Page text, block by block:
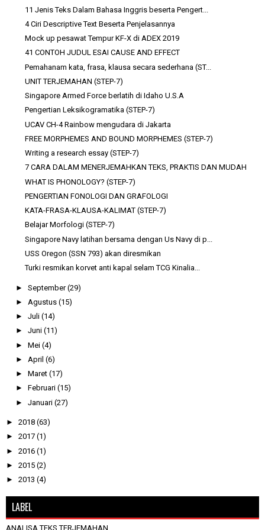
11 Jenis Teks Dalam Bahasa Inggris beserta Pengert...
4 Ciri Descriptive Text Beserta Penjelasannya
Mock up pesawat Tempur KF-X di ADEX 2019
41 CONTOH JUDUL ESAI CAUSE AND EFFECT
Pemahanam kata, frasa, klausa secara sederhana (ST...
UNIT TERJEMAHAN (STEP-7)
Singapore Armed Force berlatih di Idaho U.S.A
Pengertian Leksikogramatika (STEP-7)
UCAV CH-4 Rainbow mengudara di Jakarta
FREE MORPHEMES AND BOUND MORPHEMES (STEP-7)
Writing a research essay (STEP-7)
7 CARA DALAM MENERJEMAHKAN TEKS, PRAKTIS DAN MUDAH
WHAT IS PHONOLOGY? (STEP-7)
PENGERTIAN FONOLOGI DAN GRAFOLOGI
KATA-FRASA-KLAUSA-KALIMAT (STEP-7)
Belajar Morfologi (STEP-7)
Singapore Navy latihan bersama dengan Us Navy di p...
USS Oregon (SSN 793) akan diresmikan
Turki resmikan korvet anti kapal selam TCG Kinalia...
► September(29)
► Agustus (15)
► Juli (14)
► Juni (11)
► Mei (4)
► April (6)
► Maret (17)
► Februari (15)
► Januari (27)
► 2018 (63)
► 2017 (1)
► 2016 (1)
► 2015 (2)
► 2013 (4)
LABEL
ANALISA TEKS TERJEMAHAN